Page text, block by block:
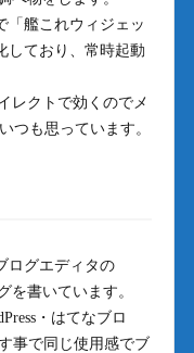
艦これウィジェッ
しており、常時起動
レクトで効くのでメ
つも思っています。
ログエディタの
を書いています。
・はてなブロ
事で同じ使用感でブ